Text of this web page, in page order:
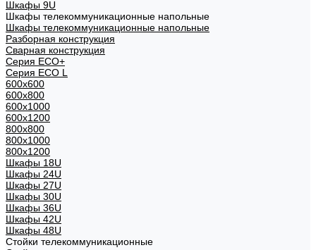
Шкафы 9U
Шкафы телекоммуникационные напольные
Шкафы телекоммуникационные напольные
Разборная конструкция
Сварная конструкция
Серия ECO+
Серия ECO L
600x600
600x800
600х1000
600х1200
800x800
800х1000
800х1200
Шкафы 18U
Шкафы 24U
Шкафы 27U
Шкафы 30U
Шкафы 36U
Шкафы 42U
Шкафы 48U
Стойки телекоммуникационные